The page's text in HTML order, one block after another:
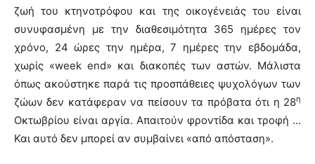
ζωή του κτηνοτρόφου και της οικογένειάς του είναι
συνυφασμένη με την διαθεσιμότητα 365 ημέρες τον
χρόνο, 24 ώρες την ημέρα, 7 ημέρες την εβδομάδα,
χωρίς «week end» και διακοπές των αστών. Μάλιστα
όπως ακούστηκε παρά τις προσπάθειες ψυχολόγων των
ζώων δεν κατάφεραν να πείσουν τα πρόβατα ότι η 28η
Οκτωβρίου είναι αργία. Απαιτούν φροντίδα και τροφή …
Και αυτό δεν μπορεί αν συμβαίνει «από απόσταση».